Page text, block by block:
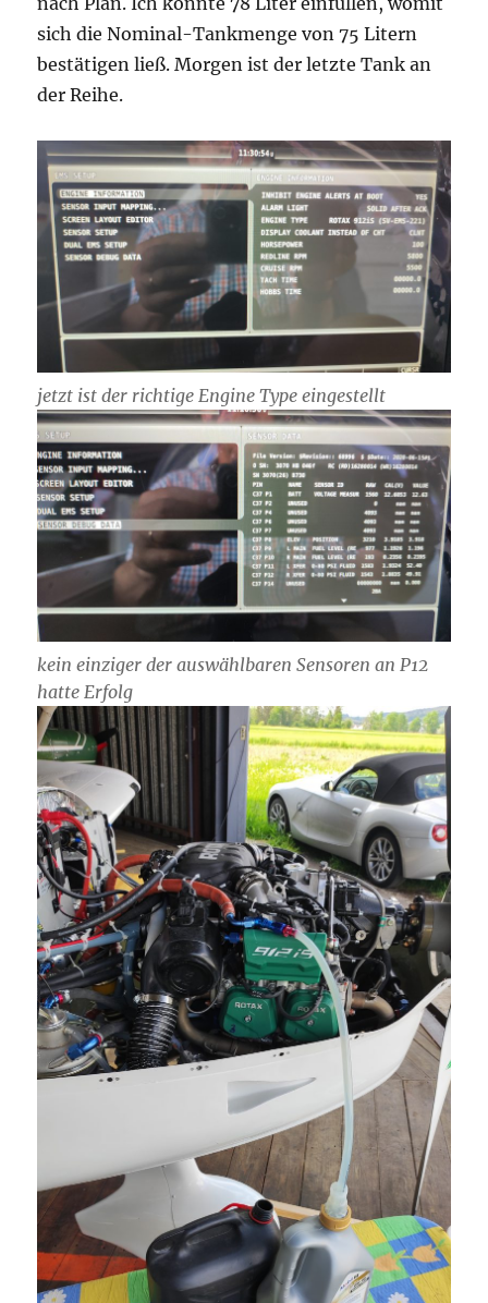
sich die Nominal-Tankmenge von 75 Litern
bestätigen ließ. Morgen ist der letzte Tank an
der Reihe.
jetzt ist der richtige Engine Type eingestellt
kein einziger der auswählbaren Sensoren an P12
hatte Erfolg